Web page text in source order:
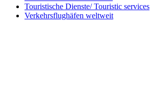
Touristische Dienste/ Touristic services
Verkehrsflughäfen weltweit